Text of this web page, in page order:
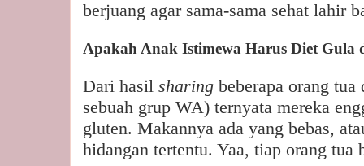
berjuang agar sama-sama sehat lahir
Apakah Anak Istimewa Harus Diet Gula
Dari hasil sharing beberapa orang
sebuah grup WA) ternyata mereka
gluten. Makannya ada yang bebas,
hidangan tertentu. Yaa, tiap orang tua